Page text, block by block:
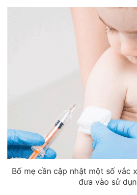
Bố mẹ cần cập nhật một số vắc
đưa vào sử